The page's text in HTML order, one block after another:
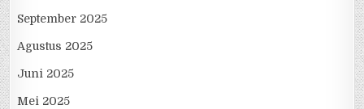
September 2025
Agustus 2025
Juni 2025
Mei 2025